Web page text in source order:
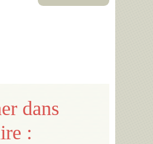
dans
: